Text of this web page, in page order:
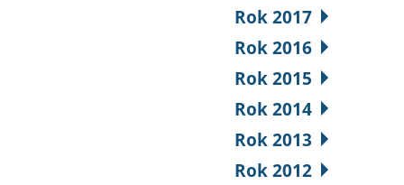
Rok 2017
Rok 2016
Rok 2015
Rok 2014
Rok 2013
Rok 2012